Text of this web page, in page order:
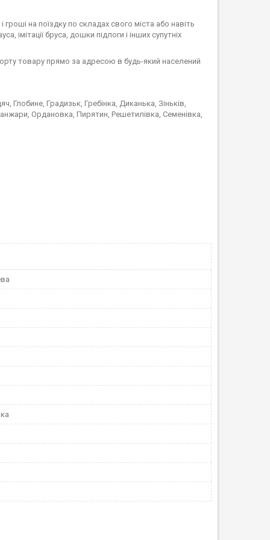
гроші на поїздку по складах свого міста або навіть
імітації бруса, дошки підлоги і інших супутніх
товару прямо за адресою в будь-який населений
Глобине, Градизьк, Гребінка, Диканька, Зіньків,
Ордановка, Пирятин, Решетилівка, Семенівка,